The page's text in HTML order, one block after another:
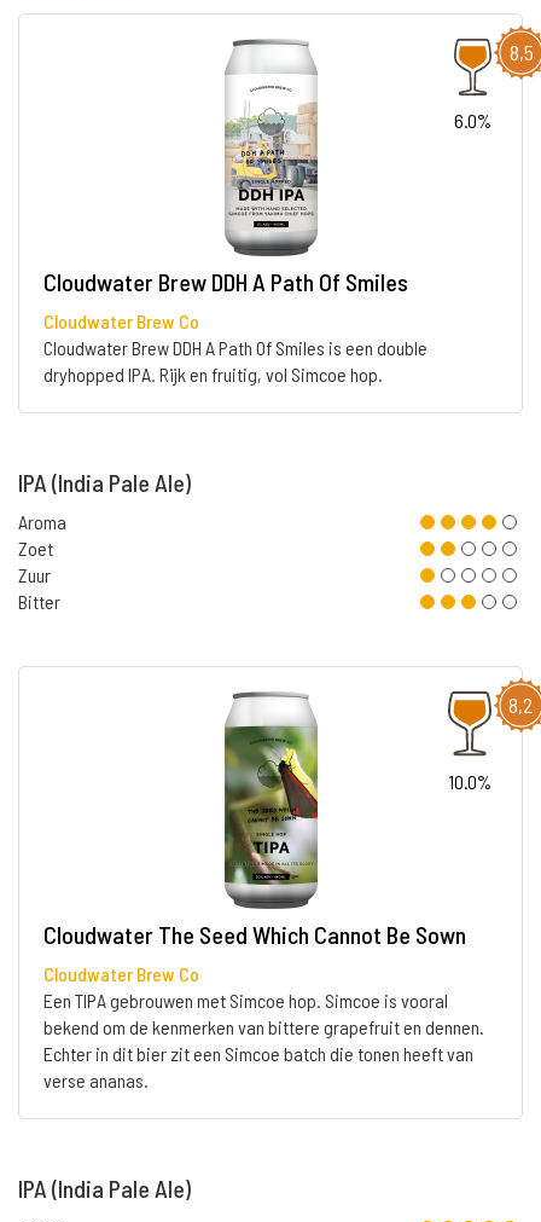
8,5
6.0%
Cloudwater Brew DDH A Path Of Smiles
Cloudwater Brew Co
Cloudwater Brew DDH A Path Of Smiles is een double
dryhopped IPA. Rijk en fruitig, vol Simcoe hop.
IPA (India Pale Ale)
Aroma
Zoet
Zuur
Bitter
8,2
10.0%
Cloudwater The Seed Which Cannot Be Sown
Cloudwater Brew Co
Een TIPA gebrouwen met Simcoe hop. Simcoe is vooral
bekend om de kenmerken van bittere grapefruit en dennen.
Echter in dit bier zit een Simcoe batch die tonen heeft van
verse ananas.
IPA (India Pale Ale)